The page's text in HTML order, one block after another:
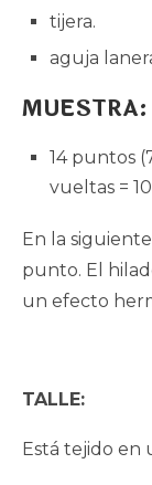
tijera.
aguja
MUESTRA:
14 puntos
vueltas =
En la
punto. El
un efecto
TALLE:
Está tejido en